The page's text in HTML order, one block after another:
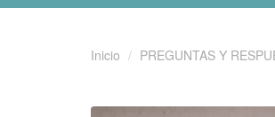
Inicio PREGUNTAS Y